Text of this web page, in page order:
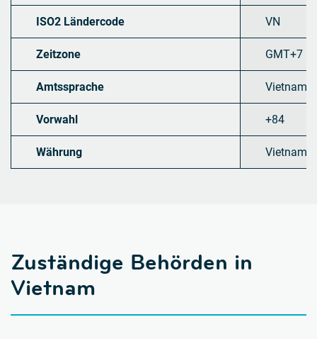
ISO2 Ländercode VN
Zeitzone GMT+7
Amtssprache
Vorwahl +84
Währung
Zuständige Behörden in
Vietnam